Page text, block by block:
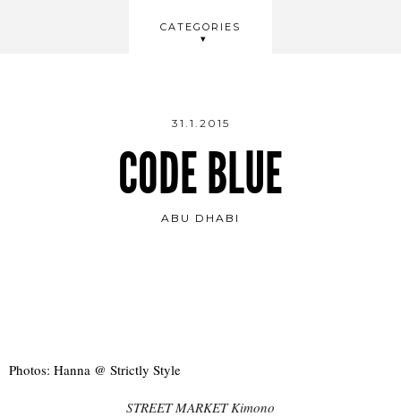
CATEGORIES
BEAUTY
31.1.2015
CODE BLUE
ABU DHABI
Photos: Hanna @ Strictly Style
STREET MARKET Kimono